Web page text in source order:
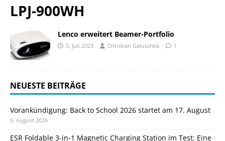
LPJ-900WH
Lenco erweitert Beamer-Portfolio
5. Juli 2023 Christian Galuschka 1
NEUESTE BEITRÄGE
Vorankündigung: Back to School 2026 startet am 17. August
6. August 2026
ESR Foldable 3-in-1 Magnetic Charging Station im Test: Eine